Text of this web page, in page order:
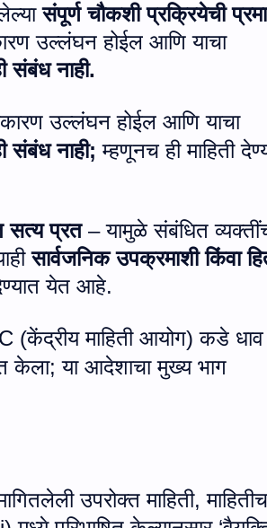
संपूर्ण चौकशी प्रक्रियेची
उल्लंघन होईल आणि याचा
संबंध नाही.
उल्लंघन होईल आणि याचा
संबंध नाही; म्हणूनच ही माहिती
सत्य प्रत– यामुळे संबंधित
सार्वजनिक उपक्रमाशी किंवा
येत आहे.
(केंद्रीय माहिती आयोग) कडे धाव
केला;या आदेशाचा मुख्य भाग
उपरोक्त माहिती,